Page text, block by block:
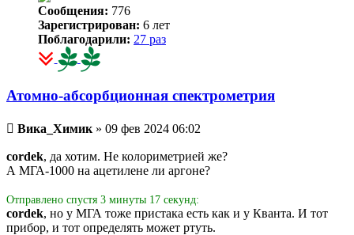
Сообщения: 776
Зарегистрирован: 6 лет
Поблагодарили: 27 раз
Атомно-абсорбционная спектрометрия
Непрочитанное
сообщение
Вика_Химик » 09 фев 2024 06:02
cordek, да хотим. Не колориметрией же?
А МГА-1000 на ацетилене ли аргоне?
Отправлено спустя 3 минуты 17 секунд:
cordek, но у МГА тоже пристака есть как и у Кванта. И тот
прибор, и тот определять может ртуть.